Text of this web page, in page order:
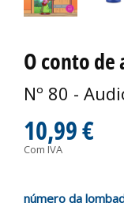
O conto de
Nº 80 -
10,99 €
Com IVA
número da